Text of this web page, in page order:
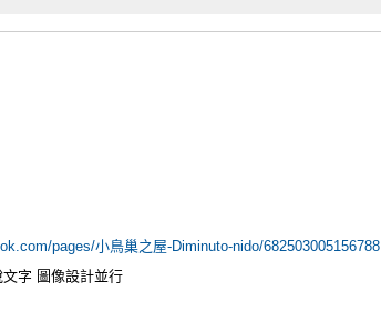
pages/小鳥巢之屋-Diminuto-nido/682503005156788
字 圖像設計並行